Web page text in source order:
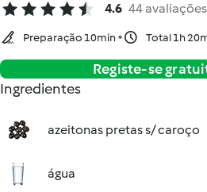
4.6 44 avaliações
Preparação 10min Total 1h
Registe-se
Ingredientes
azeitonas pretas s/ caroço
água